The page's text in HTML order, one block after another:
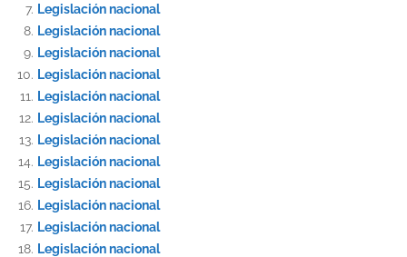
Legislación nacional
Legislación nacional
Legislación nacional
Legislación nacional
Legislación nacional
Legislación nacional
Legislación nacional
Legislación nacional
Legislación nacional
Legislación nacional
Legislación nacional
Legislación nacional